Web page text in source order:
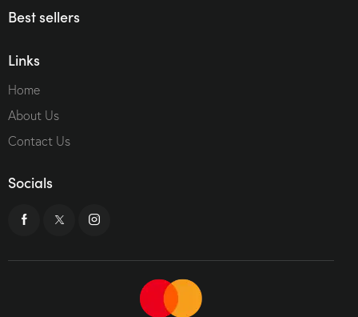
Best sellers
Links
Home
About Us
Contact Us
Socials